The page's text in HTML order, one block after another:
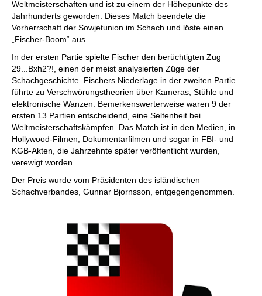
Weltmeisterschaften und ist zu einem der Höhepunkte des
Jahrhunderts geworden. Dieses Match beendete die
Vorherrschaft der Sowjetunion im Schach und löste einen
„Fischer-Boom“ aus.
In der ersten Partie spielte Fischer den berüchtigten Zug
29...Bxh2?!, einen der meist analysierten Züge der
Schachgeschichte. Fischers Niederlage in der zweiten Partie
führte zu Verschwörungstheorien über Kameras, Stühle und
elektronische Wanzen. Bemerkenswerterweise waren 9 der
ersten 13 Partien entscheidend, eine Seltenheit bei
Weltmeisterschaftskämpfen. Das Match ist in den Medien, in
Hollywood-Filmen, Dokumentarfilmen und sogar in FBI- und
KGB-Akten, die Jahrzehnte später veröffentlicht wurden,
verewigt worden.
Der Preis wurde vom Präsidenten des isländischen
Schachverbandes, Gunnar Bjornsson, entgegengenommen.